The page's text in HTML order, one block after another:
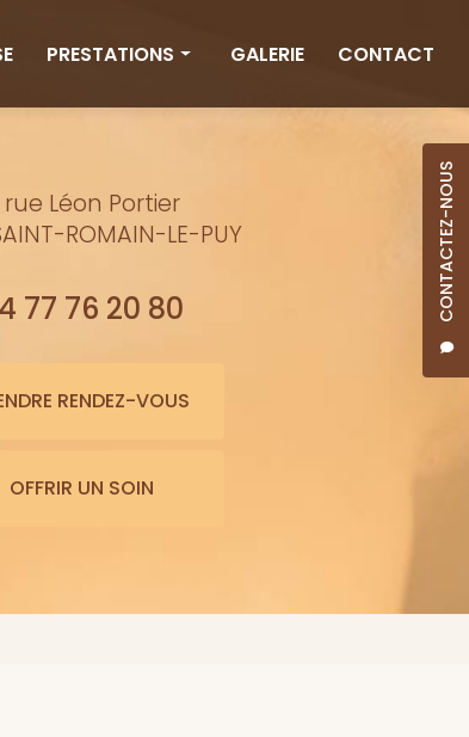
CONTACTEZ-NOUS
PRESTATIONS
Minceur
Bienfaits de l'eau
GALERIE CONTACT
Léon Portier
ROMAIN-LE-PUY
77 76 20 80
RENDEZ-VOUS
OFFRIR UN SOIN